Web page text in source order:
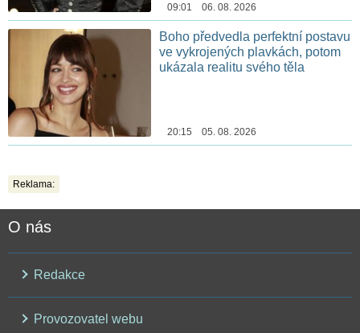
09:01 06. 08. 2026
Boho předvedla perfektní postavu
ve vykrojených plavkách, potom
ukázala realitu svého těla
20:15 05. 08. 2026
Reklama:
O nás
Redakce
Provozovatel webu